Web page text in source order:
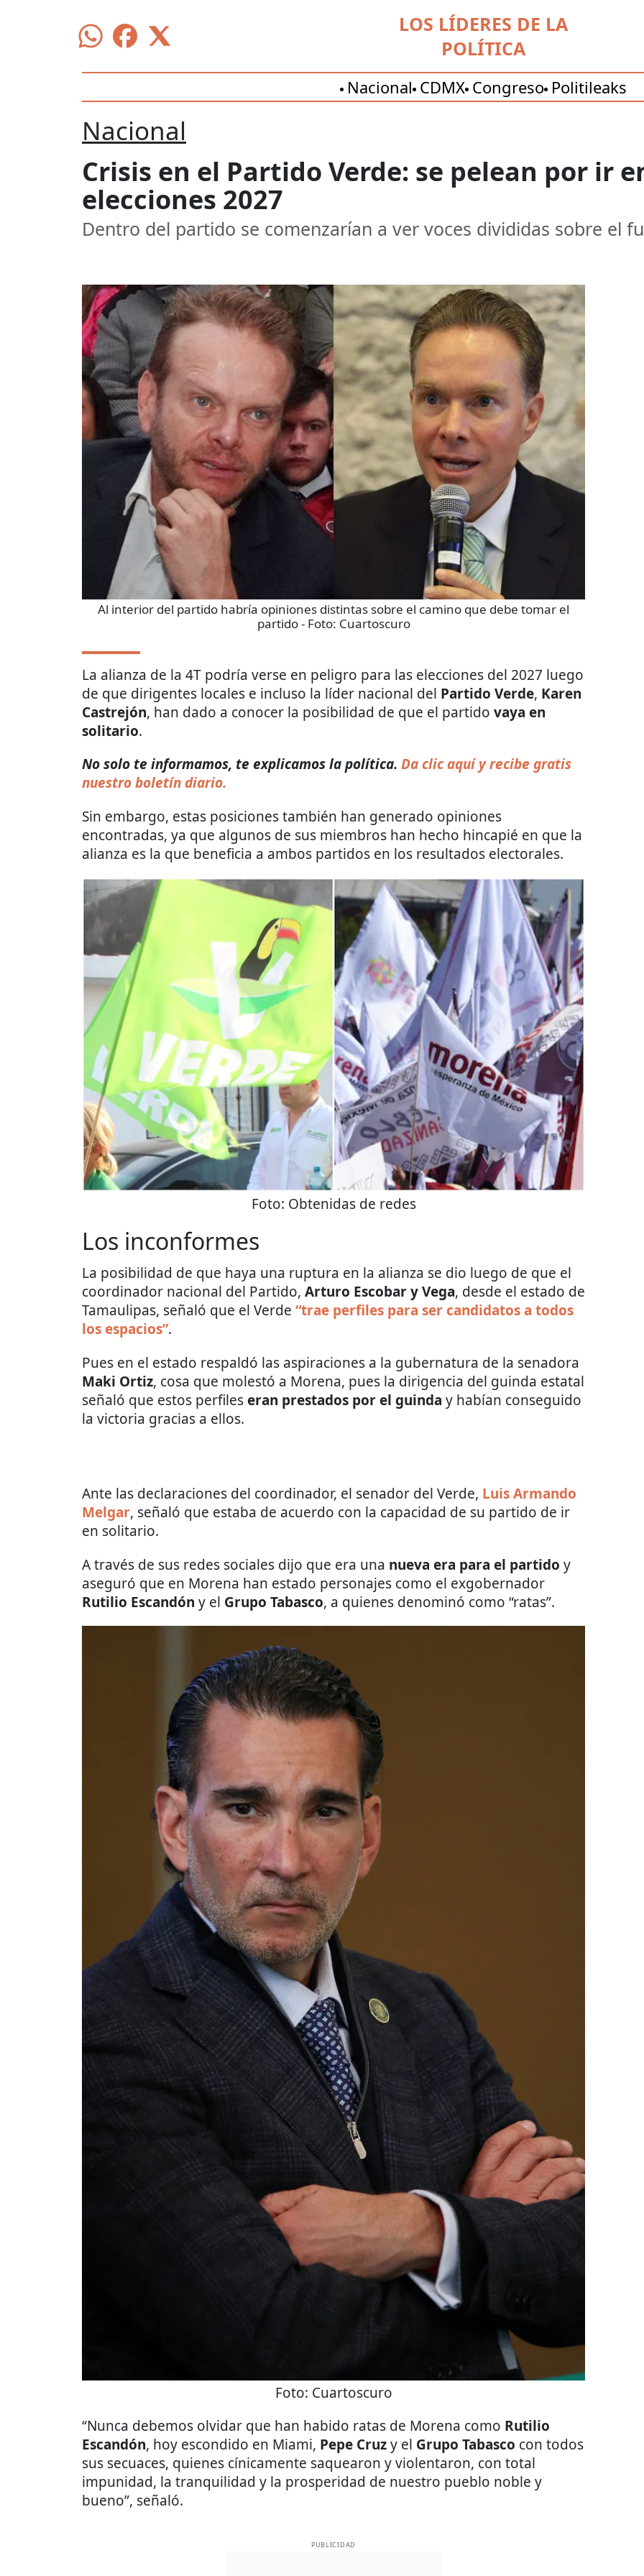
LOS LÍDERES DE LA
POLÍTICA
Nacional CDMX Congreso Politileaks
Nacional
Crisis en el Partido Verde: se pelean por ir
elecciones 2027
Dentro del partido se comenzarían a ver voces divididas sobre el
Al interior del partido habría opiniones distintas sobre el camino que debe tomar el
partido- Foto: Cuartoscuro
La alianza de la 4T podría verse en peligro para las elecciones del 2027 luego
de que dirigentes locales e incluso la líder nacional del Partido Verde, Karen
Castrejón, han dado a conocer la posibilidad de que el partido vaya en
solitario.
No solo te informamos, te explicamos la política. Da clic aquí y recibe gratis
nuestro boletín diario.
Sin embargo, estas posiciones también han generado opiniones
encontradas, ya que algunos de sus miembros han hecho hincapié en que la
alianza es la que beneficia a ambos partidos en los resultados electorales.
Foto: Obtenidas de redes
Los inconformes
La posibilidad de que haya una ruptura en la alianza se dio luego de que el
coordinador nacional del Partido, Arturo Escobar y Vega, desde el estado de
Tamaulipas, señaló que el Verde “trae perfiles para ser candidatos a todos
los espacios”.
Pues en el estado respaldó las aspiraciones a la gubernatura de la senadora
Maki Ortiz, cosa que molestó a Morena, pues la dirigencia del guinda estatal
señaló que estos perfileseran prestados por el guinda y habían conseguido
la victoria gracias a ellos.
Ante las declaraciones del coordinador, el senador del Verde, Luis Armando
Melgar, señaló que estaba de acuerdo con la capacidad de su partido de ir
en solitario.
A través de sus redes sociales dijo que era una nueva era para el partido y
aseguró que en Morena han estado personajes como el exgobernador
Rutilio Escandón y el Grupo Tabasco, a quienes denominó como “ratas”.
Foto: Cuartoscuro
“Nunca debemos olvidar que han habido ratas de Morena como Rutilio
Escandón, hoy escondido en Miami, Pepe Cruzy el Grupo Tabasco con todos
sus secuaces, quienes cínicamente saquearon y violentaron, con total
impunidad, la tranquilidad y la prosperidad de nuestro pueblo noble y
bueno”, señaló.
PUBLICIDAD